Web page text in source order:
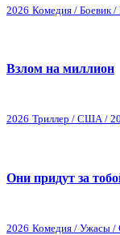
2026 Комедия /
Взлом на миллион
2026 Триллер / США /
Они придут за
2026 Комедия / Ужасы